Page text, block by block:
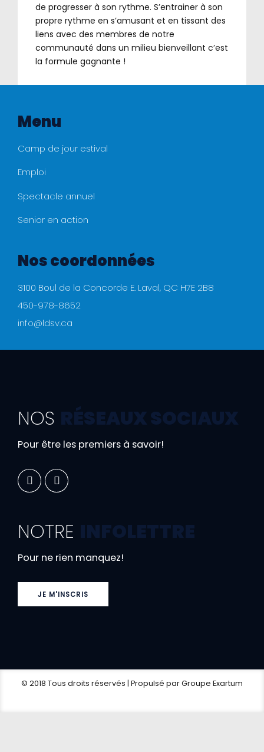
de progresser à son rythme. S’entrainer à son
propre rythme en s’amusant et en tissant des
liens avec des membres de notre
communauté dans un milieu bienveillant c’est
la formule gagnante !
Menu
Camp de jour estival
Emploi
Spectacle annuel
Senior en action
Nos coordonnées
3100 Boul de la Concorde E. Laval, QC H7E 2B8
450-978-8652
info@ldsv.ca
NOS RÉSEAUX SOCIAUX
Pour être les premiers à savoir!
NOTRE INFOLETTRE
Pour ne rien manquez!
JE M'INSCRIS
© 2018 Tous droits réservés | Propulsé par Groupe Exartum